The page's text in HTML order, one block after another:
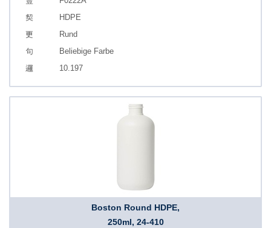
HDPE
Rund
Beliebige Farbe
10.197
Boston Round HDPE,
250ml, 24-410